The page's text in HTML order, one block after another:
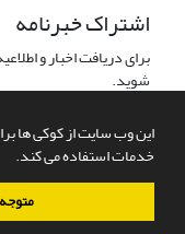
این وب سایت از کوکی ها
خدمات استفاده می کند.
اشتراک خبرنامه
برای دریافت اخبار و
شوید.
سامانه مدیریت نشریات